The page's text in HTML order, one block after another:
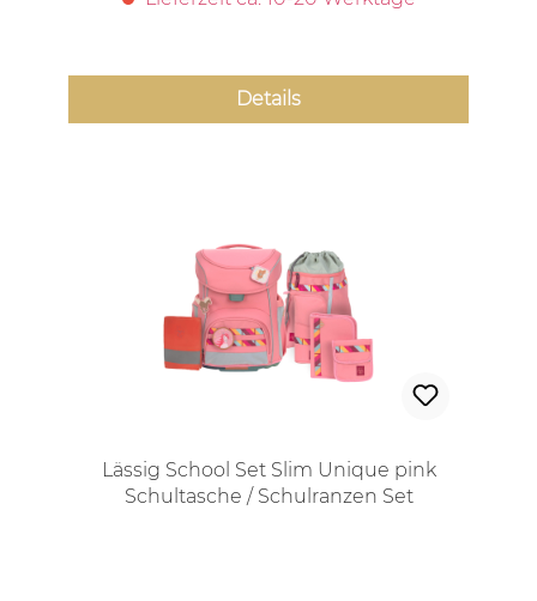
Details
Lässig School Set Slim Unique pink
Schultasche / Schulranzen Set